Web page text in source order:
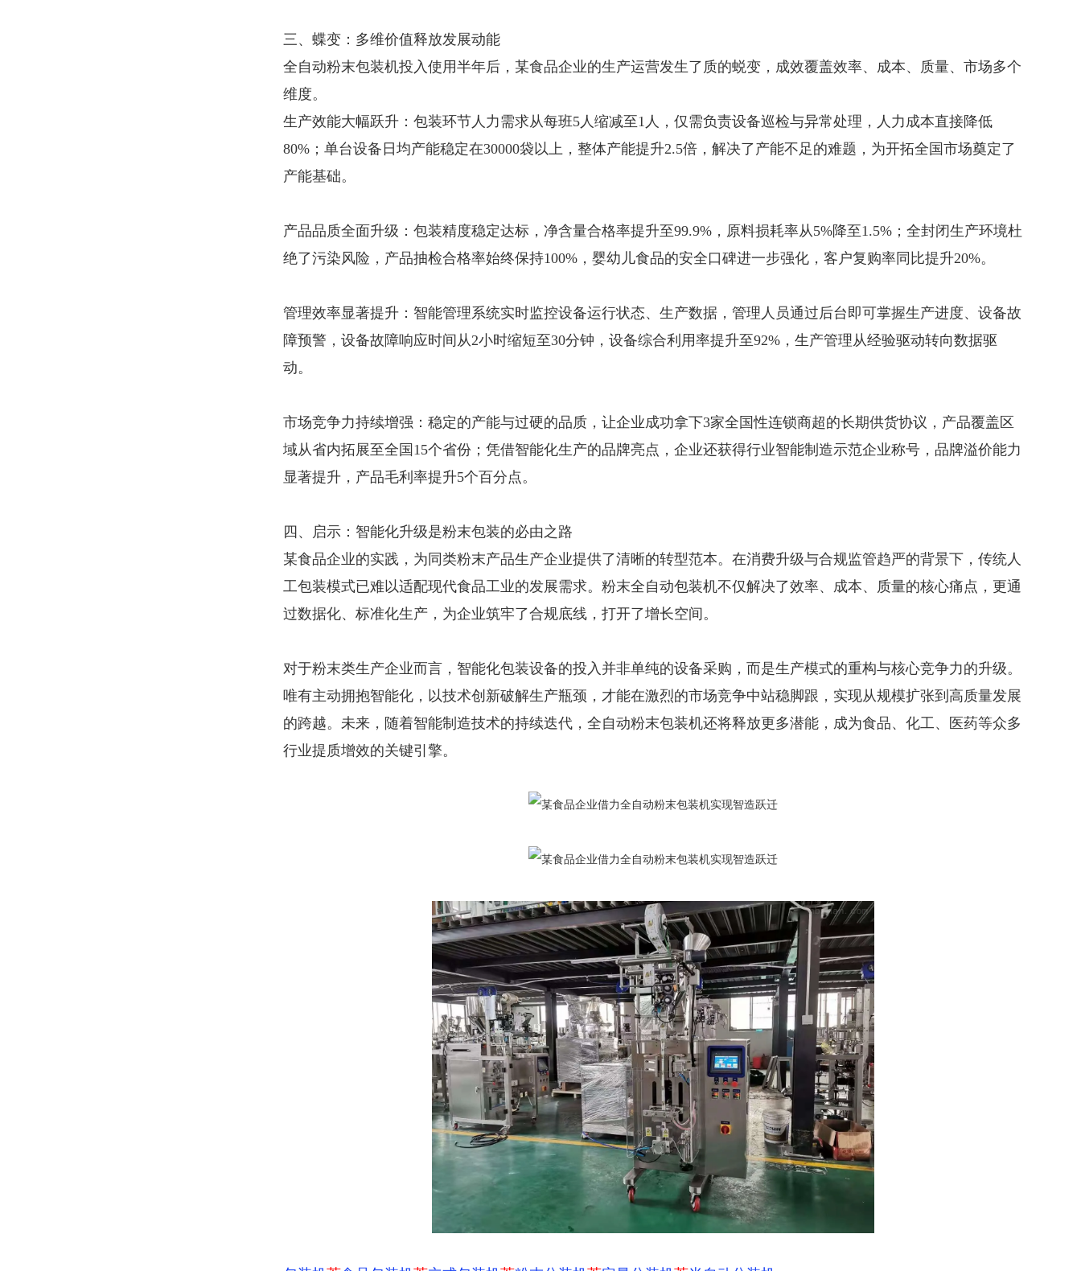
三、蝶变：多维价值释放发展动能
全自动粉末包装机投入使用半年后，某食品企业的生产运营发生了质的蜕变，成效覆盖效率、成本、质量、市场多个
维度。
生产效能大幅跃升：包装环节人力需求从每班5人缩减至1人，仅需负责设备巡检与异常处理，人力成本直接降低
80%；单台设备日均产能稳定在30000袋以上，整体产能提升2.5倍，解决了产能不足的难题，为开拓全国市场奠定了
产能基础。
产品品质全面升级：包装精度稳定达标，净含量合格率提升至99.9%，原料损耗率从5%降至1.5%；全封闭生产环境杜
绝了污染风险，产品抽检合格率始终保持100%，婴幼儿食品的安全口碑进一步强化，客户复购率同比提升20%。
管理效率显著提升：智能管理系统实时监控设备运行状态、生产数据，管理人员通过后台即可掌握生产进度、设备故
障预警，设备故障响应时间从2小时缩短至30分钟，设备综合利用率提升至92%，生产管理从经验驱动转向数据驱
动。
市场竞争力持续增强：稳定的产能与过硬的品质，让企业成功拿下3家全国性连锁商超的长期供货协议，产品覆盖区
域从省内拓展至全国15个省份；凭借智能化生产的品牌亮点，企业还获得行业智能制造示范企业称号，品牌溢价能力
显著提升，产品毛利率提升5个百分点。
四、启示：智能化升级是粉末包装的必由之路
某食品企业的实践，为同类粉末产品生产企业提供了清晰的转型范本。在消费升级与合规监管趋严的背景下，传统人
工包装模式已难以适配现代食品工业的发展需求。粉末全自动包装机不仅解决了效率、成本、质量的核心痛点，更通
过数据化、标准化生产，为企业筑牢了合规底线，打开了增长空间。
对于粉末类生产企业而言，智能化包装设备的投入并非单纯的设备采购，而是生产模式的重构与核心竞争力的升级。
唯有主动拥抱智能化，以技术创新破解生产瓶颈，才能在激烈的市场竞争中站稳脚跟，实现从规模扩张到高质量发展
的跨越。未来，随着智能制造技术的持续迭代，全自动粉末包装机还将释放更多潜能，成为食品、化工、医药等众多
行业提质增效的关键引擎。